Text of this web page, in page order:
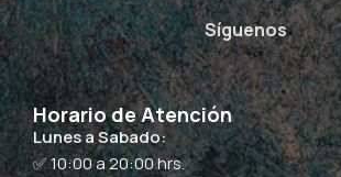
Síguenos
Horario de Atención
Lunes a Sabado:
✅ 10:00 a 20:00 hrs.